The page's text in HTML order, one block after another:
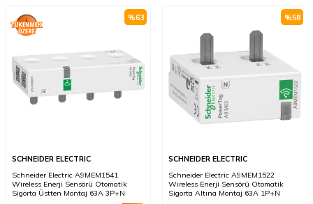
%63
SCHNEIDER ELECTRIC
Schneider Electric A9MEM1541
Wireless Enerji Sensörü Otomatik
Sigorta Üstten Montaj 63A 3P+N
%58
SCHNEIDER ELECTRIC
Schneider Electric A9MEM1522
Wireless Enerji Sensörü Otomatik
Sigorta Altına Montaj 63A 1P+N